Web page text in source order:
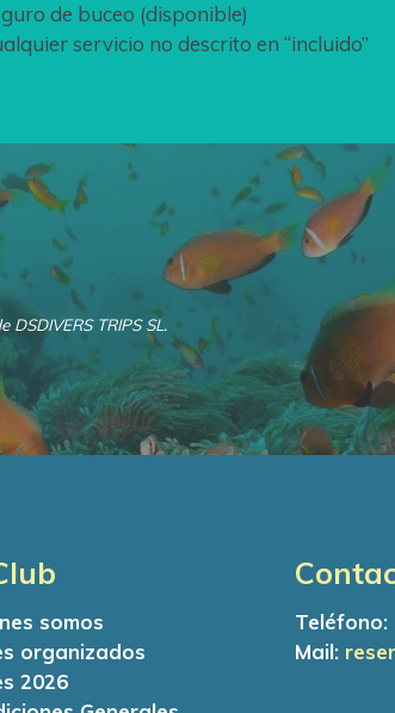
de buceo (disponible)
servicio no descrito en “incluido”
DSDIVERS TRIPS SL.
somos
organizados
2026
Teléfono:
Mail: